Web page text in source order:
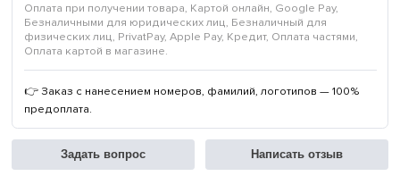
Оплата при получении товара, Картой онлайн, Google Pay,
Безналичными для юридических лиц, Безналичный для
физических лиц, PrivatPay, Apple Pay, Кредит, Оплата частями,
Оплата картой в магазине.
👉 Заказ с нанесением номеров, фамилий, логотипов — 100%
предоплата.
Задать вопрос Написать отзыв